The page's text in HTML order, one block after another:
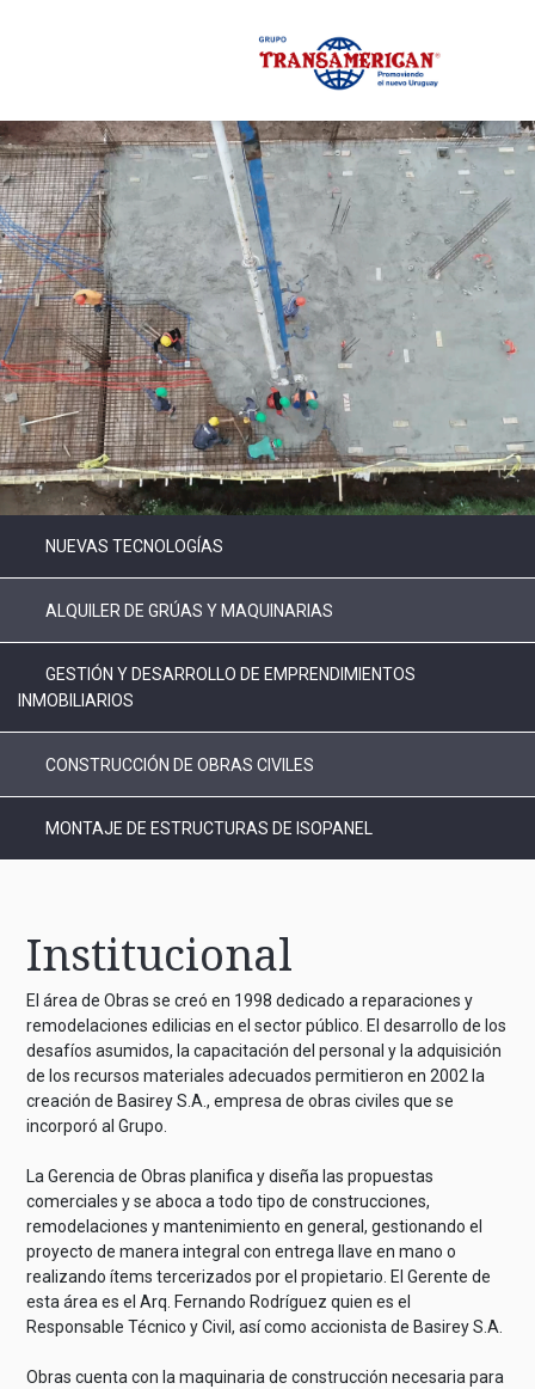
NUEVAS TECNOLOGÍAS
ALQUILER DE GRÚAS Y MAQUINARIAS
GESTIÓN Y DESARROLLO DE EMPRENDIMIENTOS
INMOBILIARIOS
CONSTRUCCIÓN DE OBRAS CIVILES
MONTAJE DE ESTRUCTURAS DE ISOPANEL
Institucional
El área de Obras se creó en 1998 dedicado a reparaciones y
remodelaciones edilicias en el sector público. El desarrollo de los
desafíos asumidos, la capacitación del personal y la adquisición
de los recursos materiales adecuados permitieron en 2002 la
creación de Basirey S.A., empresa de obras civiles que se
incorporó al Grupo.
La Gerencia de Obras planifica y diseña las propuestas
comerciales y se aboca a todo tipo de construcciones,
remodelaciones y mantenimiento en general, gestionando el
proyecto de manera integral con entrega llave en mano o
realizando ítems tercerizados por el propietario. El Gerente de
esta área es el Arq. Fernando Rodríguez quien es el
Responsable Técnico y Civil, así como accionista de Basirey S.A.
Obras cuenta con la maquinaria de construcción necesaria para